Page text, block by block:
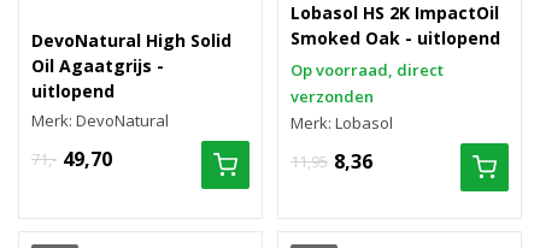
DevoNatural High Solid
Oil Agaatgrijs -
uitlopend
Merk: DevoNatural
71,- 49,70
Lobasol HS 2K ImpactOil
Smoked Oak - uitlopend
Op voorraad, direct
verzonden
Merk: Lobasol
11,95 8,36